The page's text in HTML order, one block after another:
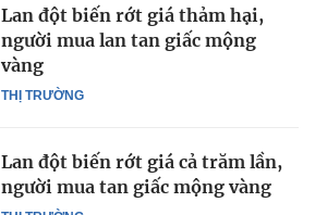
THỊ TRƯỜNG
Lan đột biến rớt giá thảm hại,
người mua lan tan giấc mộng
vàng
Lan đột biến rớt giá cả trăm lần,
người mua tan giấc mộng vàng